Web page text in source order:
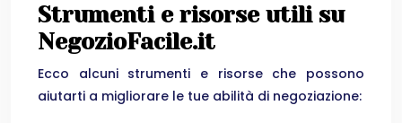
Strumenti e risorse utili su
NegozioFacile.it
Ecco alcuni strumenti e risorse che possono
aiutarti a migliorare le tue abilità di negoziazione: